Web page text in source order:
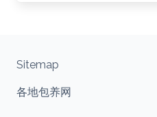
Sitemap
各地包养网